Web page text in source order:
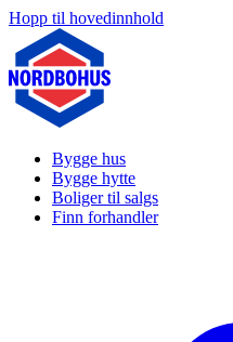
Hopp til hovedinnhold
Bygge hus
Bygge hytte
Boliger til salgs
Finn forhandler